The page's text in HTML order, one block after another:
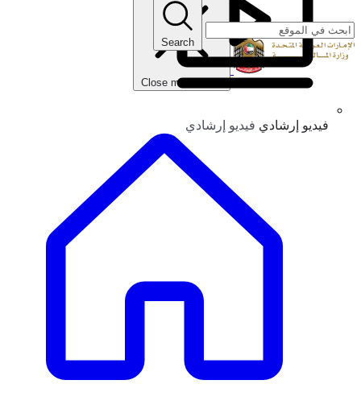
فيديو إرشادي فيديو إرشادي
Close main menu
Search